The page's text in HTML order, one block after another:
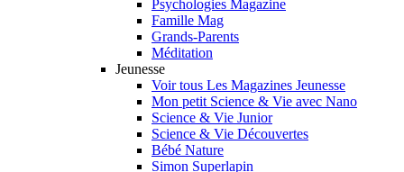
Psychologies Magazine
Famille Mag
Grands-Parents
Méditation
Jeunesse
Voir tous Les Magazines Jeunesse
Mon petit Science & Vie avec Nano
Science & Vie Junior
Science & Vie Découvertes
Bébé Nature
Simon Superlapin